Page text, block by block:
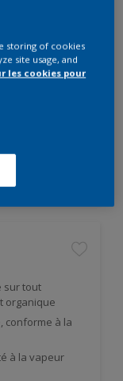
Classe 1
sur tout
organique
conforme à la
à la vapeur
storing of cookies
site usage, and
les cookies pour